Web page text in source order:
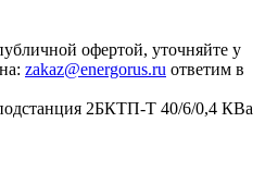
офертой, уточняйте у
zakaz@energorus.ru ответим в
2БКТП-Т 40/6/0,4 КВа